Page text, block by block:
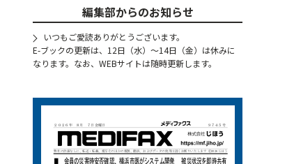
編集部からのお知らせ
いつもご愛読ありがとうございます。
E-ブックの更新は、12日（水）～14日（金）は休みに
なります。なお、WEBサイトは随時更新します。